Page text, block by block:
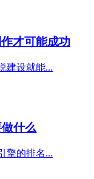
才可能成功
建设就能...
什么
擎的排名...